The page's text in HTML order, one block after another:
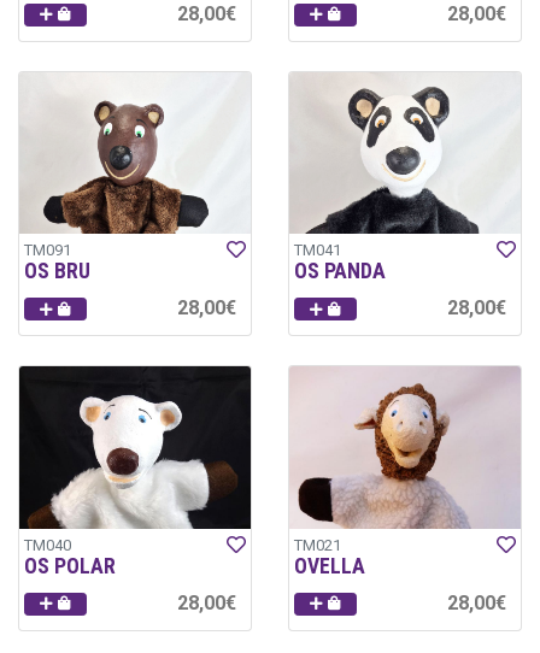
28,00€ 28,00€
TM091
OS BRU
28,00€
TM041
OS PANDA
28,00€
TM040
OS POLAR
28,00€
TM021
OVELLA
28,00€